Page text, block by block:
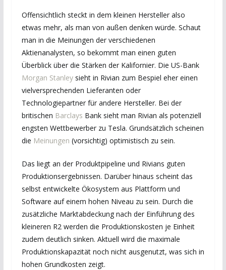
Offensichtlich steckt in dem kleinen Hersteller also
etwas mehr, als man von außen denken würde. Schaut
man in die Meinungen der verschiedenen
Aktienanalysten, so bekommt man einen guten
Überblick über die Stärken der Kalifornier. Die US-Bank
Morgan Stanleysieht in Rivian zum Bespiel eher einen
vielversprechenden Lieferanten oder
Technologiepartner für andere Hersteller. Bei der
britischen Barclays Bank sieht man Rivian als potenziell
engsten Wettbewerber zu Tesla. Grundsätzlich scheinen
die Meinungen (vorsichtig) optimistisch zu sein.
Das liegt an der Produktpipeline und Rivians guten
Produktionsergebnissen. Darüber hinaus scheint das
selbst entwickelte Ökosystem aus Plattform und
Software auf einem hohen Niveau zu sein. Durch die
zusätzliche Marktabdeckung nach der Einführung des
kleineren R2 werden die Produktionskosten je Einheit
zudem deutlich sinken. Aktuell wird die maximale
Produktionskapazität noch nicht ausgenutzt, was sich in
hohen Grundkosten zeigt.